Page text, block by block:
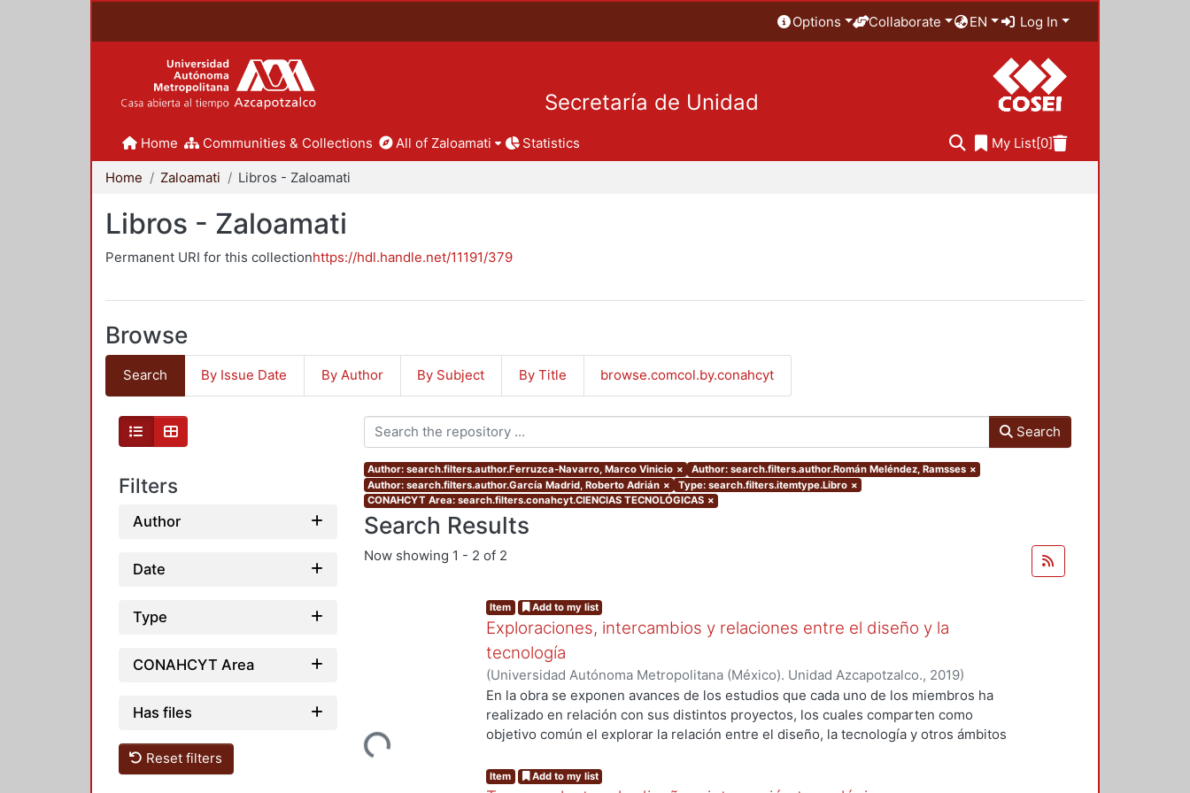
Options Collaborate EN Log In
Secretaría de Unidad
Home Communities & Collections All of Zaloamati Statistics My List[0]
Home Zaloamati Libros - Zaloamati
Libros - Zaloamati
Permanent URI for this collectionhttps://hdl.handle.net/11191/379
Browse
Search By Issue Date By Author By Subject By Title browse.comcol.by.conahcyt
Filters
Author
Date
Type
CONAHCYT Area
Has files
Reset filters
Search
Author: search.filters.author.Ferruzca-Navarro, Marco Vinicio × Author: search.filters.author.Román Meléndez, Ramsses ×
Author: search.filters.author.García Madrid, Roberto Adrián × Type: search.filters.itemtype.Libro ×
CONAHCYT Area: search.filters.conahcyt.CIENCIAS TECNOLÓGICAS ×
Search Results
Now showing 1 - 2 of 2
Loading...
Item Add to my list
Exploraciones, intercambios y relaciones entre el diseño y la
tecnología
(Universidad Autónoma Metropolitana (México). Unidad Azcapotzalco., 2019)
Ferruzca-Navarro, Marco Vinicio;García Madrid, Roberto Adrián;López-Martínez,
Roberto E.;Murillo Islas, Ivonne;Román Meléndez, Ramsses ;Sainz, Itzel;Zizumbo
Alamilla, Alda María
En la obra se exponen avances de los estudios que cada uno de los miembros ha
realizado en relación con sus distintos proyectos, los cuales comparten como
objetivo común el explorar la relación entre el diseño, la tecnología y otros ámbitos
de éstos en la interacción social y productiva. Cada uno de los capítulos, por tanto,
Item Add to my list